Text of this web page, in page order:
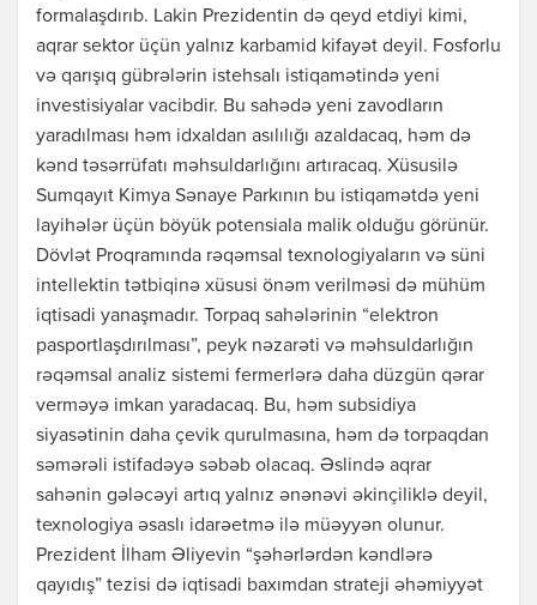
formalaşdırıb. Lakin Prezidentin də qeyd etdiyi kimi,
aqrar sektor üçün yalnız karbamid kifayət deyil. Fosforlu
və qarışıq gübrələrin istehsalı istiqamətində yeni
investisiyalar vacibdir. Bu sahədə yeni zavodların
yaradılması həm idxaldan asılılığı azaldacaq, həm də
kənd təsərrüfatı məhsuldarlığını artıracaq. Xüsusilə
Sumqayıt Kimya Sənaye Parkının bu istiqamətdə yeni
layihələr üçün böyük potensiala malik olduğu görünür.
Dövlət Proqramında rəqəmsal texnologiyaların və süni
intellektin tətbiqinə xüsusi önəm verilməsi də mühüm
iqtisadi yanaşmadır. Torpaq sahələrinin “elektron
pasportlaşdırılması”, peyk nəzarəti və məhsuldarlığın
rəqəmsal analiz sistemi fermerlərə daha düzgün qərar
verməyə imkan yaradacaq. Bu, həm subsidiya
siyasətinin daha çevik qurulmasına, həm də torpaqdan
səmərəli istifadəyə səbəb olacaq. Əslində aqrar
sahənin gələcəyi artıq yalnız ənənəvi əkinçiliklə deyil,
texnologiya əsaslı idarəetmə ilə müəyyən olunur.
Prezident İlham Əliyevin “şəhərlərdən kəndlərə
qayıdış” tezisi də iqtisadi baxımdan strateji əhəmiyyət